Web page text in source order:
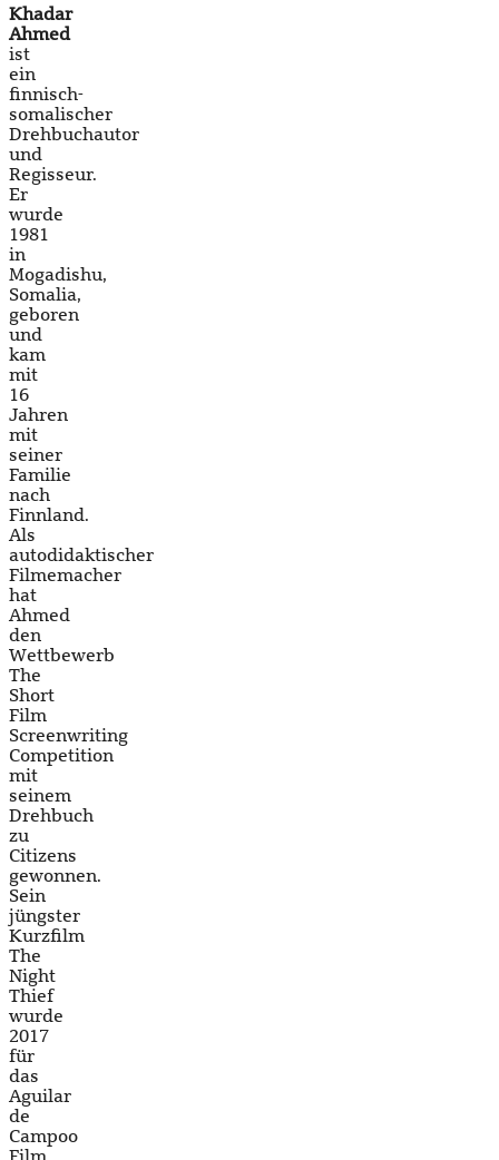
Khadar
Ahmed
ist
ein
finnisch-
somalischer
Drehbuchautor
und
Regisseur.
Er
wurde
1981
in
Mogadishu,
Somalia,
geboren
und
kam
mit
16
Jahren
mit
seiner
Familie
nach
Finnland.
Als
autodidaktischer
Filmemacher
hat
Ahmed
den
Wettbewerb
The
Short
Film
Screenwriting
Competition
mit
seinem
Drehbuch
zu
Citizens
gewonnen.
Sein
jüngster
Kurzfilm
The
Night
Thief
wurde
2017
für
das
Aguilar
de
Campoo